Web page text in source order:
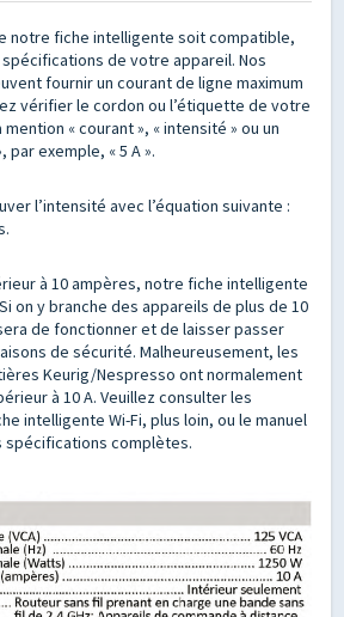
notre fiche intelligente soit compatible,
de votre appareil. Nos
fournir un courant de ligne maximum
vérifier le cordon ou l’étiquette de votre
« courant », « intensité » ou un
par exemple, « 5 A ».
l’intensité avec l’équation suivante :
à 10 ampères, notre fiche intelligente
on y branche des appareils de plus de 10
de fonctionner et de laisser passer
de sécurité. Malheureusement, les
Keurig/Nespresso ont normalement
à 10 A. Veuillez consulter les
intelligente Wi-Fi, plus loin, ou le manuel
spécifications complètes.